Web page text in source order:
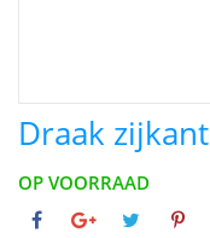
Draak zijkant
OP VOORRAAD